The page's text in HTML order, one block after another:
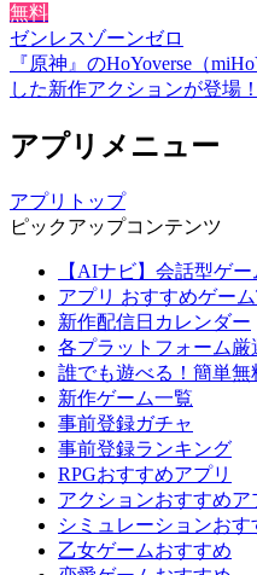
無料
ゼンレスゾーンゼロ
『原神』のHoYoverse（
した新作アクションが登場！
アプリメニュー
アプリトップ
ピックアップコンテンツ
【AIナビ】会話型ゲ
アプリ おすすめゲー
新作配信日カレンダー
各プラットフォーム厳
誰でも遊べる！簡単無
新作ゲーム一覧
事前登録ガチャ
事前登録ランキング
RPGおすすめアプリ
アクションおすすめア
シミュレーションおす
乙女ゲームおすすめ